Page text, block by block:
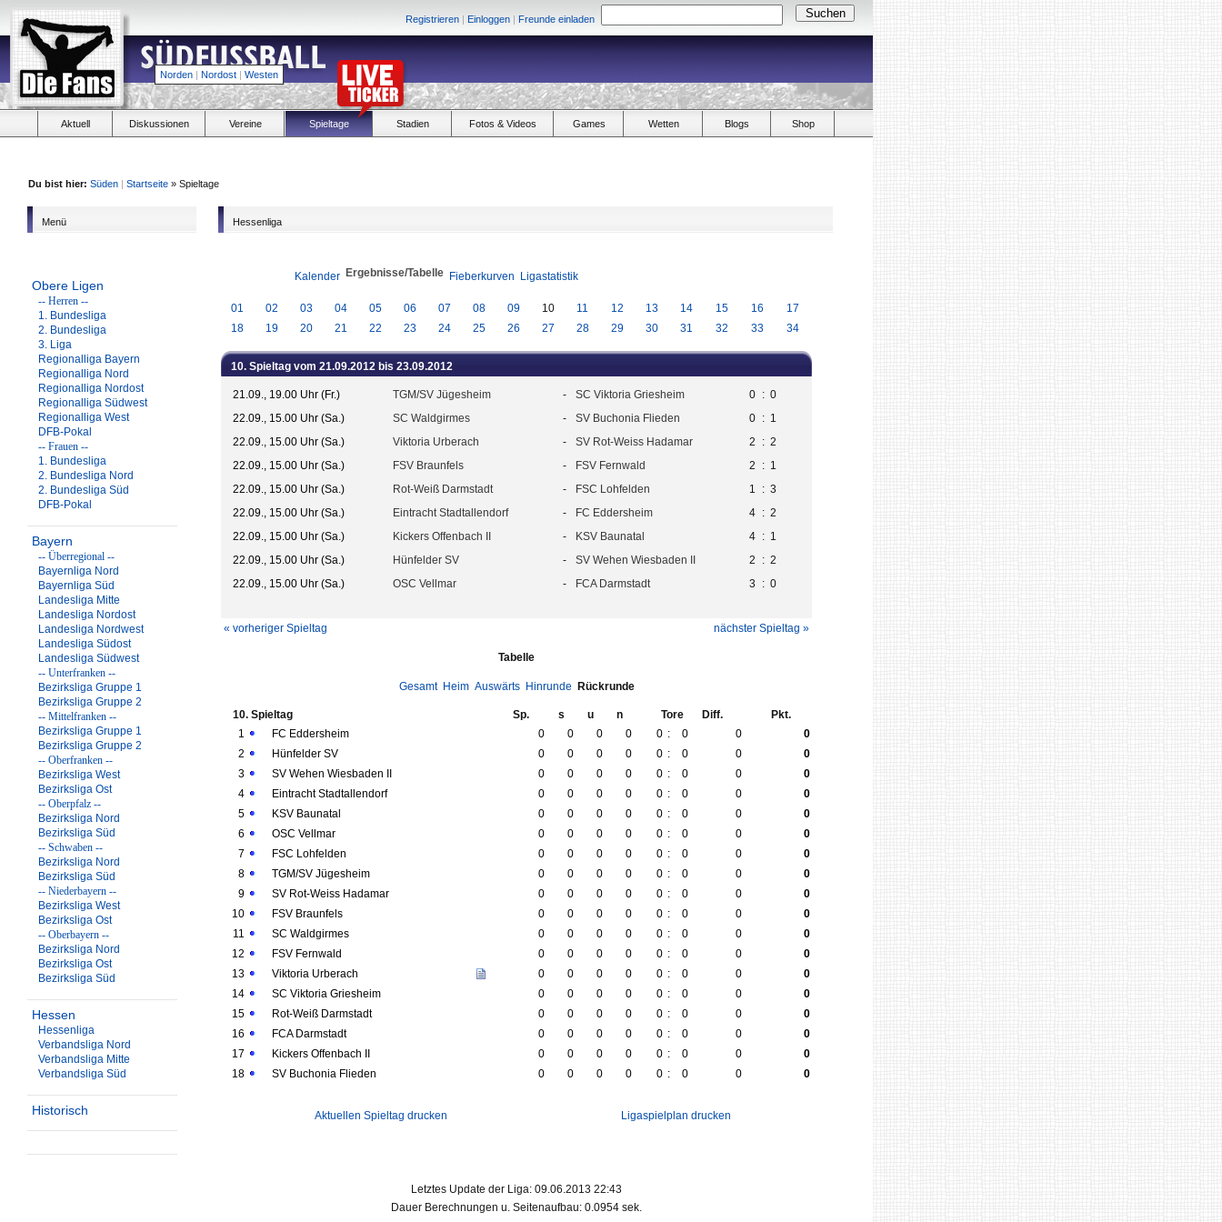
Registrieren | Einloggen | Freunde einladen
Norden | Nordost | Westen
Aktuell Diskussionen Vereine Spieltage Stadien Fotos & Videos Games Wetten Blogs Shop
Du bist hier: Süden | Startseite » Spieltage
Menü
Obere Ligen
-- Herren --
1. Bundesliga
2. Bundesliga
3. Liga
Regionalliga Bayern
Regionalliga Nord
Regionalliga Nordost
Regionalliga Südwest
Regionalliga West
DFB-Pokal
-- Frauen --
1. Bundesliga
2. Bundesliga Nord
2. Bundesliga Süd
DFB-Pokal
Bayern
-- Überregional --
Bayernliga Nord
Bayernliga Süd
Landesliga Mitte
Landesliga Nordost
Landesliga Nordwest
Landesliga Südost
Landesliga Südwest
-- Unterfranken --
Bezirksliga Gruppe 1
Bezirksliga Gruppe 2
-- Mittelfranken --
Bezirksliga Gruppe 1
Bezirksliga Gruppe 2
-- Oberfranken --
Bezirksliga West
Bezirksliga Ost
-- Oberpfalz --
Bezirksliga Nord
Bezirksliga Süd
-- Schwaben --
Bezirksliga Nord
Bezirksliga Süd
-- Niederbayern --
Bezirksliga West
Bezirksliga Ost
-- Oberbayern --
Bezirksliga Nord
Bezirksliga Ost
Bezirksliga Süd
Hessen
Hessenliga
Verbandsliga Nord
Verbandsliga Mitte
Verbandsliga Süd
Historisch
Hessenliga
Kalender Ergebnisse/Tabelle Fieberkurven Ligastatistik
01 02 03 04 05 06 07 08 09 10 11 12 13 14 15 16
17
18
19 20 21 22 23 24 25 26 27 28 29 30 31 32 33 34
10. Spieltag vom 21.09.2012 bis 23.09.2012
21.09., 19.00 Uhr (Fr.) TGM/SV Jügesheim - SC Viktoria Griesheim 0 : 0
22.09., 15.00 Uhr (Sa.)
SC Waldgirmes - SV Buchonia Flieden 0 : 1
22.09., 15.00 Uhr (Sa.)
Viktoria Urberach - SV Rot-Weiss Hadamar 2 : 2
22.09., 15.00 Uhr (Sa.)
FSV Braunfels - FSV Fernwald 2 : 1
22.09., 15.00 Uhr (Sa.)
Rot-Weiß Darmstadt - FSC Lohfelden 1 : 3
22.09., 15.00 Uhr (Sa.)
Eintracht Stadtallendorf - FC Eddersheim 4 : 2
22.09., 15.00 Uhr (Sa.)
Kickers Offenbach II - KSV Baunatal 4 : 1
22.09., 15.00 Uhr (Sa.)
Hünfelder SV - SV Wehen Wiesbaden II 2 : 2
22.09., 15.00 Uhr (Sa.)
OSC Vellmar - FCA Darmstadt 3 : 0
« vorheriger Spieltag nächster Spieltag »
Tabelle
Gesamt Heim Auswärts Hinrunde Rückrunde
10. Spieltag Sp. s u n Tore Diff.
Pkt.
1
FC Eddersheim 0 0 0 0 0 : 0 0
0
2
Hünfelder SV 0 0 0 0 0 : 0 0
0
3
SV Wehen Wiesbaden II 0 0 0 0 0 : 0 0
0
4
Eintracht Stadtallendorf 0 0 0 0 0 : 0 0
0
5
KSV Baunatal 0 0 0 0 0 : 0 0
0
6
OSC Vellmar 0 0 0 0 0 : 0 0
0
7
FSC Lohfelden 0 0 0 0 0 : 0 0
0
8
TGM/SV Jügesheim 0 0 0 0 0 : 0 0
0
9
SV Rot-Weiss Hadamar 0 0 0 0 0 : 0 0
0
10
FSV Braunfels 0 0 0 0 0 : 0 0
0
11
SC Waldgirmes 0 0 0 0 0 : 0 0
0
12
FSV Fernwald 0 0 0 0 0 : 0 0
0
13
Viktoria Urberach 0 0 0 0 0 : 0 0
0
14
SC Viktoria Griesheim 0 0 0 0 0 : 0 0
0
15
Rot-Weiß Darmstadt 0 0 0 0 0 : 0 0
0
16
FCA Darmstadt 0 0 0 0 0 : 0 0
0
17
Kickers Offenbach II 0 0 0 0 0 : 0 0
0
18
SV Buchonia Flieden 0 0 0 0 0 : 0 0 0
Aktuellen Spieltag drucken Ligaspielplan drucken
Letztes Update der Liga: 09.06.2013 22:43
Dauer Berechnungen u. Seitenaufbau: 0.0954 sek.